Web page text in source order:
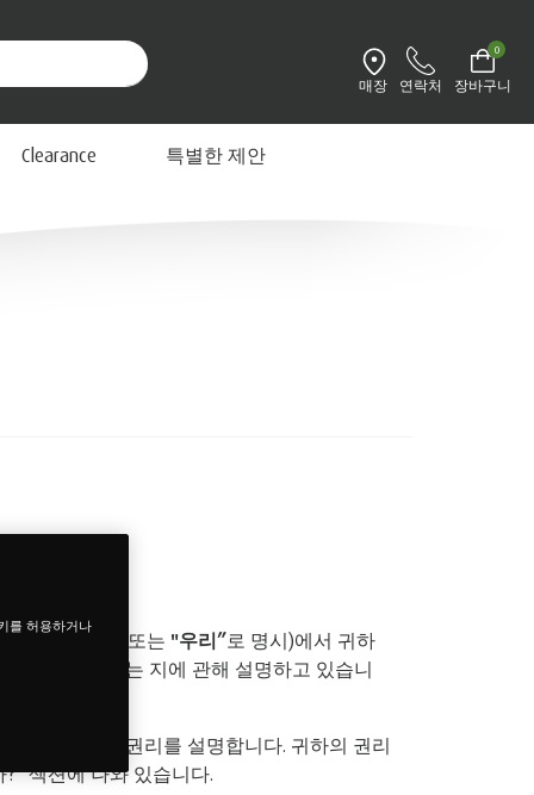
매장 연락처 장바구니
0
Clearance 특별한 제안
환경설정 변경
"당사" 또는 "우리”로 명시)에서 귀하
보를 관리하는 지에 관해 설명하고 있습니
데이터 보호 권리를 설명합니다. 귀하의 권리
섹션에 나와 있습니다.
를 허용하거나